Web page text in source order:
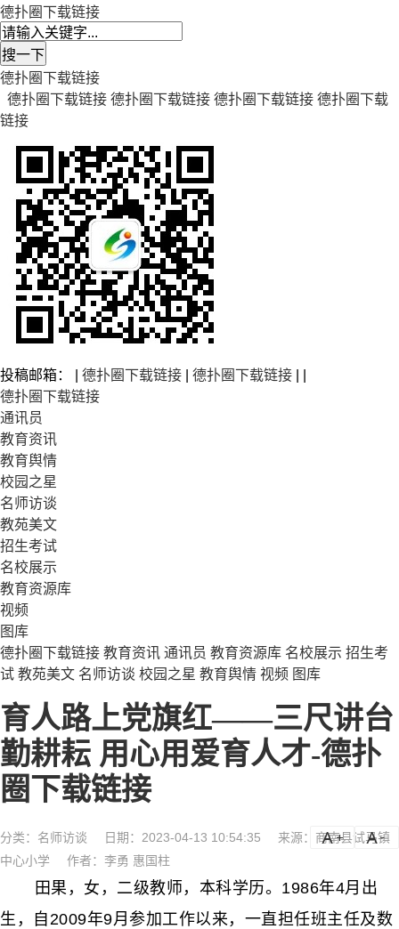
德扑圈下载链接
德扑圈下载链接
德扑圈下载链接 德扑圈下载链接 德扑圈下载链接 德扑圈下载
链接
投稿邮箱： | 德扑圈下载链接 德扑圈下载链接
德扑圈下载链接
通讯员
教育资讯
教育舆情
校园之星
名师访谈
教苑美文
招生考试
名校展示
教育资源库
视频
图库
德扑圈下载链接 教育资讯 通讯员 教育资源库 名校展示 招生考
试 教苑美文 名师访谈 校园之星 教育舆情 视频 图库
育人路上党旗红——三尺讲台
勤耕耘 用心用爱育人才-德扑
圈下载链接
分类： 名师访谈 日期：2023-04-13 10:54:35
来源：商南县试马镇
中心小学
作者：李勇 惠国柱
a a-
田果，女，二级教师，本科学历。1986年4月出
生，自2009年9月参加工作以来，一直担任班主任及数